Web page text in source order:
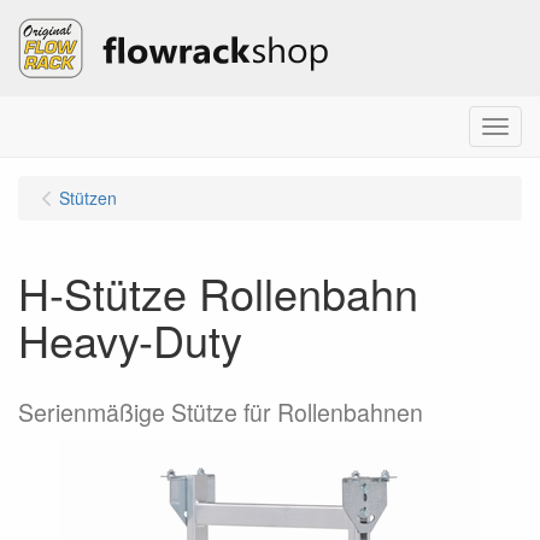
Menu
Stützen
H-Stütze Rollenbahn
Heavy-Duty
Serienmäßige Stütze für Rollenbahnen